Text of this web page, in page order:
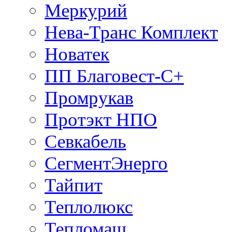
Меркурий
Нева-Транс Комплект
Новатек
ПП Благовест-С+
Промрукав
Протэкт НПО
Севкабель
СегментЭнерго
Тайпит
Теплолюкс